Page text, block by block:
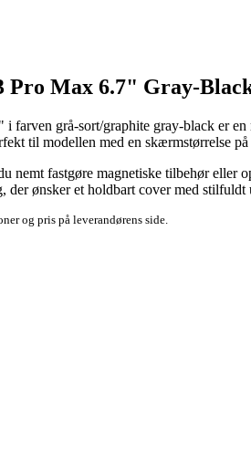
Pro Max 6.7" Gray-
grå-sort/graphite gray-black er
til modellen med en skærmstørrelse på
nemt fastgøre magnetiske tilbehør
ønsker et holdbart cover med
og pris på leverandørens side.